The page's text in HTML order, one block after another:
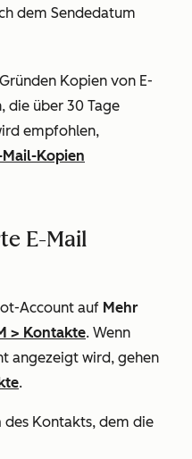
dem Sendedatum
Kopien von E-
die über 30 Tage
empfohlen,
Kopien
E-Mail
Account auf Mehr
> Kontakte. Wenn
angezeigt wird, gehen
.
des Kontakts, dem die